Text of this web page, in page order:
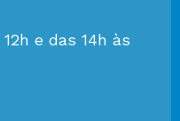
e das 14h às